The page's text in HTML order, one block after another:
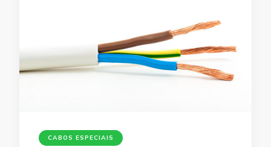
CABOS ESPECIAIS